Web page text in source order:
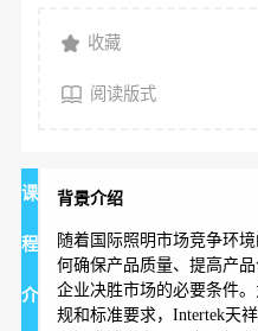
收藏
阅读版式
课
程
介
背景介绍
随着国际照明市场竞争环
何确保产品质量、提高产
企业决胜市场的必要条件
规和标准要求，Intertek天